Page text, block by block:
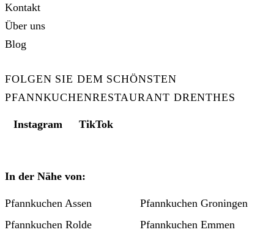
Kontakt
Über uns
Blog
FOLGEN SIE DEM SCHÖNSTEN
PFANNKUCHENRESTAURANT DRENTHES
Instagram TikTok
In der Nähe von:
Pfannkuchen Assen
Pfannkuchen Groningen
Pfannkuchen Rolde
Pfannkuchen Emmen